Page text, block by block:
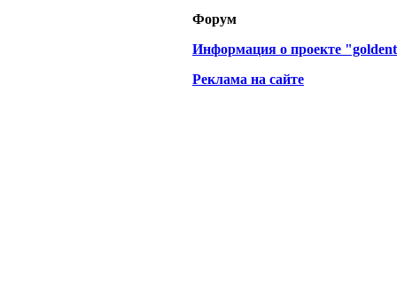
Форум
Информация о проекте
Реклама на сайте